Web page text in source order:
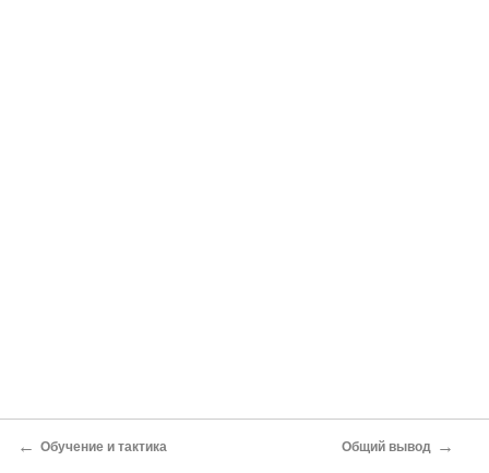
← Обучение и тактика Общий вывод →